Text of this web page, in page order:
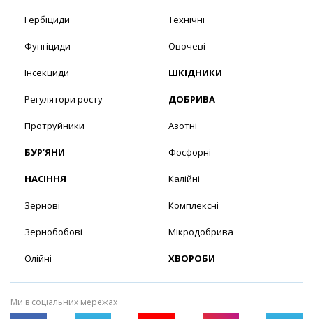
Гербіциди
Фунгіциди
Інсекциди
Регулятори росту
Протруйники
БУР’ЯНИ
НАСІННЯ
Зернові
Зернобобові
Олійні
Технічні
Овочеві
ШКІДНИКИ
ДОБРИВА
Азотні
Фосфорні
Калійні
Комплексні
Мікродобрива
ХВОРОБИ
Ми в соціальних мережах